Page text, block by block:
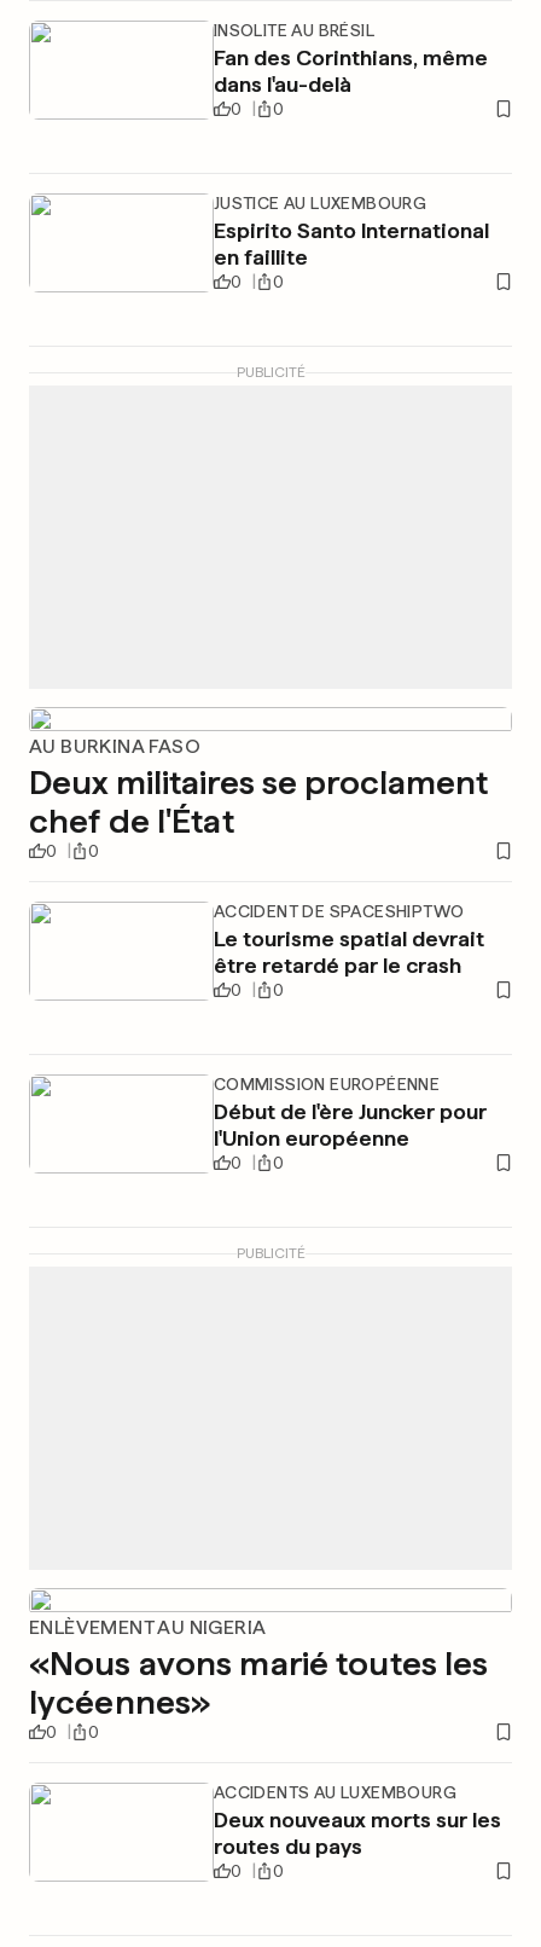
INSOLITE AU BRÉSIL
Fan des Corinthians, même
dans l'au-delà
0 0
JUSTICE AU LUXEMBOURG
Espirito Santo International
en faillite
0 0
PUBLICITÉ
AU BURKINA FASO
Deux militaires se proclament
chef de l'État
0 0
ACCIDENT DE SPACESHIPTWO
Le tourisme spatial devrait
être retardé par le crash
0 0
COMMISSION EUROPÉENNE
Début de l'ère Juncker pour
l'Union européenne
0 0
PUBLICITÉ
ENLÈVEMENT AU NIGERIA
«Nous avons marié toutes les
lycéennes»
0 0
ACCIDENTS AU LUXEMBOURG
Deux nouveaux morts sur les
routes du pays
0 0